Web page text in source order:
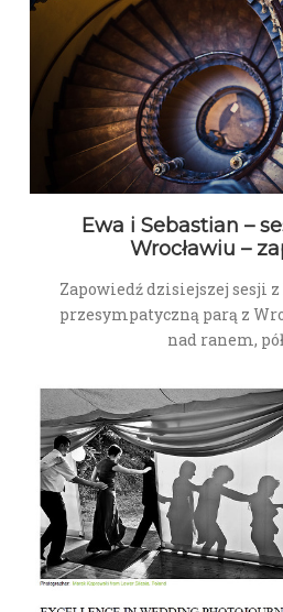
Ewa i Sebastian –
Wrocławiu –
Zapowiedź dzisiejszej sesji
przesympatyczną parą z
nad ranem,